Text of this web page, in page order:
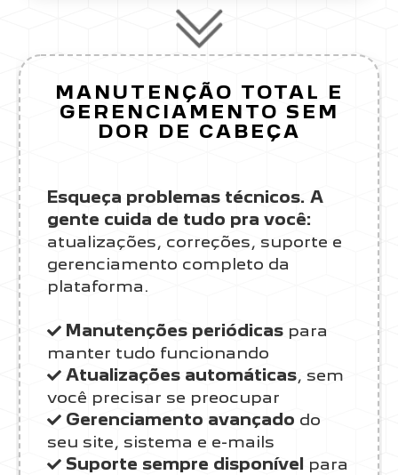
MANUTENÇÃO TOTAL E
GERENCIAMENTO SEM
DOR DE CABEÇA
Esqueça problemas técnicos. A
gente cuida de tudo pra você:
atualizações, correções, suporte e
gerenciamento completo da
plataforma.
Manutenções periódicas para
manter tudo funcionando
Atualizações automáticas, sem
você precisar se preocupar
Gerenciamento avançado do
seu site, sistema e e-mails
Suporte sempre disponível para